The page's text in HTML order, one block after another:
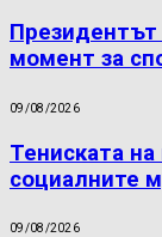
Президентът
момент за
09/08/2026
Тениската
социалните
09/08/2026